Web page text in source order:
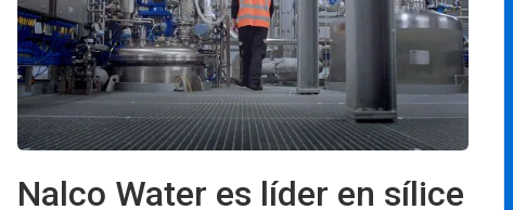
Nalco Water es líder en sílice